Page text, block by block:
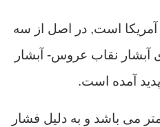
و آمریکا است, در اصل از سه
آبشار نقاب عروس- آبشار
آمده است.
این آبشار بیش از 60 متر می باشد و به دلیل فشار